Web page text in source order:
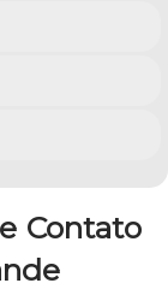
Contato